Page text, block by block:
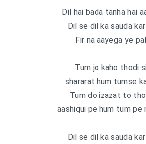
Dil hai bada tanha hai
Dil se dil ka sauda
Fir na aayega ye pal
Tum jo kaho thodi si
shararat hum tumse
Tum do izazat to
aashiqui pe hum tum pe
Dil se dil ka sauda